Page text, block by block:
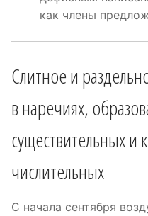
как члены
Слитное и
в наречиях,
существительных и
числительных
С начала сентября